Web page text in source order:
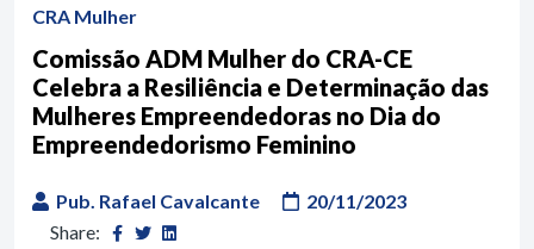
CRA Mulher
Comissão ADM Mulher do CRA-CE
Celebra a Resiliência e Determinação das
Mulheres Empreendedoras no Dia do
Empreendedorismo Feminino
Pub. Rafael Cavalcante
20/11/2023
Share: